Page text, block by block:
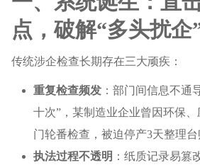
点，破解“多头扰企
传统涉企检查长期存在三大顽疾：
重复检查频发 ：部门间信息不通
十次”，某制造业企业曾因环保
门轮番检查，被迫停产3天整理台
执法过程不透明 ：纸质记录易篡